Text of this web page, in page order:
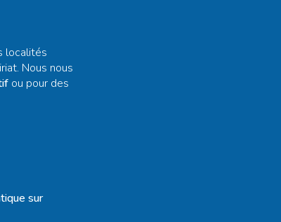
localités
Nous nous
ou pour des
sur